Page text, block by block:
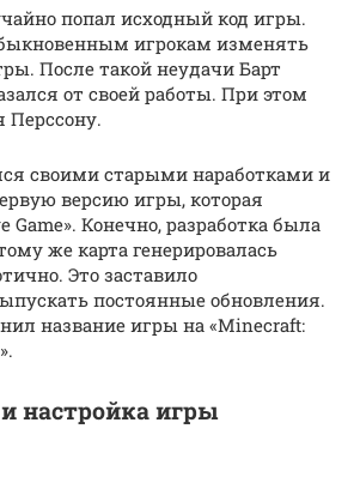
попал исходный код игры.
игрокам изменять
После такой неудачи Барт
от своей работы. При этом
Перссону.
своими старыми наработками и
версию игры, которая
Game». Конечно, разработка была
же карта генерировалась
Это заставило
постоянные обновления.
название игры на «Minecraft:
настройка игры